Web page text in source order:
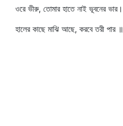
ওরে ভীরু, তোমার হাতে নাই ভূবনের ভার।
হালের কাছে মাঝি আছে, করবে তরী পার ॥